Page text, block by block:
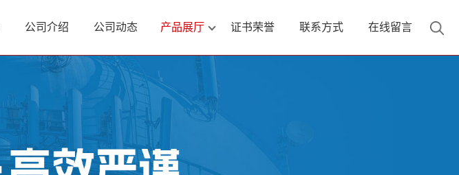
公司介绍 公司动态 产品展厅 证书荣誉 联系方式 在线留言